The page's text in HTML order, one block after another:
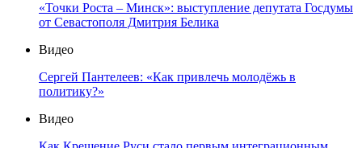
«Точки Роста – Минск»: выступление депутата Госдумы
от Севастополя Дмитрия Белика
Видео
Сергей Пантелеев: «Как привлечь молодёжь в
политику?»
Видео